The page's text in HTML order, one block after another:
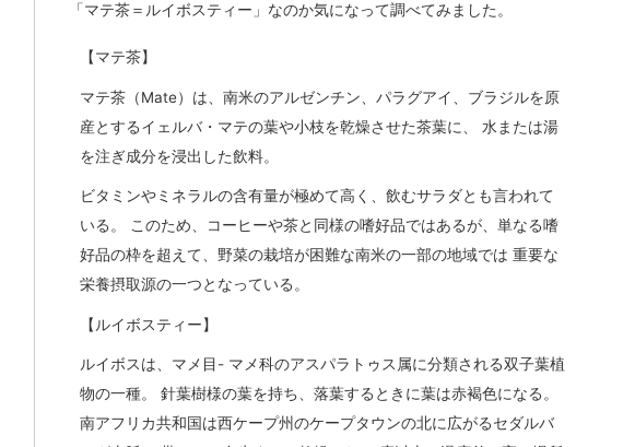
「マテ茶＝ルイボスティー」なのか気になって調べてみました。
【マテ茶】
マテ茶（Mate）は、南米のアルゼンチン、パラグアイ、ブラジルを原
産とするイェルバ・マテの葉や小枝を乾燥させた茶葉に、 水または湯
を注ぎ成分を浸出した飲料。
ビタミンやミネラルの含有量が極めて高く、飲むサラダとも言われて
いる。 このため、コーヒーや茶と同様の嗜好品ではあるが、単なる嗜
好品の枠を超えて、野菜の栽培が困難な南米の一部の地域では 重要な
栄養摂取源の一つとなっている。
【ルイボスティー】
ルイボスは、マメ目- マメ科のアスパラトゥス属に分類される双子葉植
物の一種。 針葉樹様の葉を持ち、落葉するときに葉は赤褐色になる。
南アフリカ共和国は西ケープ州のケープタウンの北に広がるセダルバ